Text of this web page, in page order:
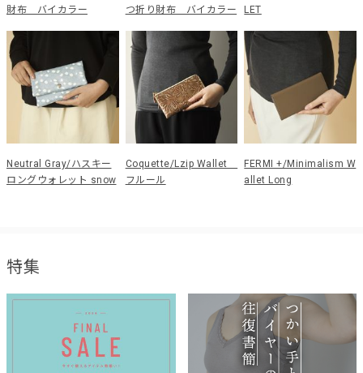
財布 バイカラー
つ折り財布 バイカラー
LET
Neutral Gray/ハスキー
ロングウォレット snow
Coquette/Lzip Wallet
フルール
FERMI +/Minimalism W
allet Long
特集